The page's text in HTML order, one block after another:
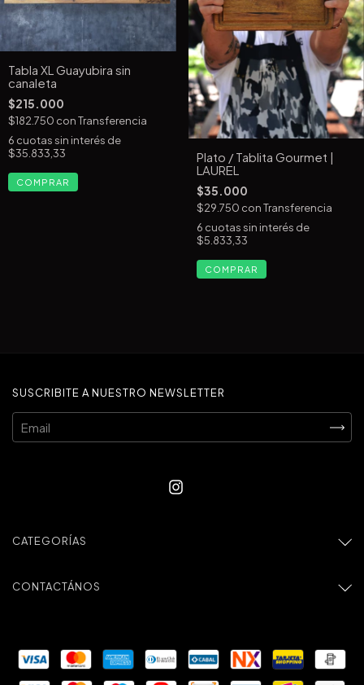
Tabla XL Guayubira sin
canaleta
$215.000
$182.750 conTransferencia
6 cuotas sin interés de
$35.833,33
Plato / Tablita Gourmet |
LAUREL
$35.000
$29.750 conTransferencia
6 cuotas sin interés de
$5.833,33
SUSCRIBITE A NUESTRO NEWSLETTER
CATEGORÍAS
CONTACTÁNOS